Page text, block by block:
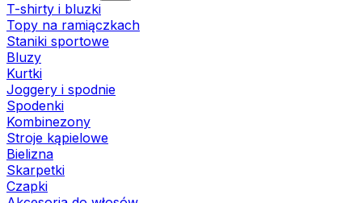
T-shirty i bluzki
Topy na ramiączkach
Staniki sportowe
Bluzy
Kurtki
Joggery i spodnie
Spodenki
Kombinezony
Stroje kąpielowe
Bielizna
Skarpetki
Czapki